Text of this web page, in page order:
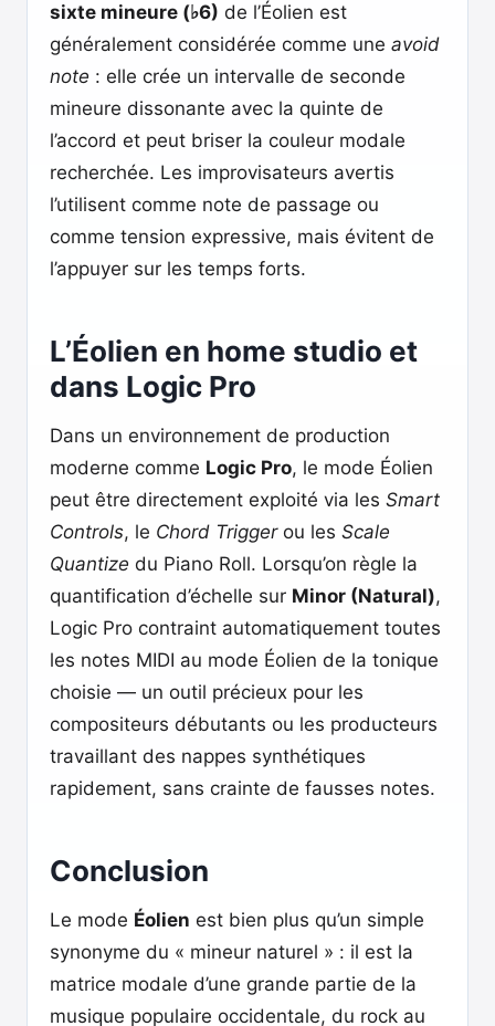
sixte mineure (♭6) de l’Éolien est
généralement considérée comme une avoid
note : elle crée un intervalle de seconde
mineure dissonante avec la quinte de
l’accord et peut briser la couleur modale
recherchée. Les improvisateurs avertis
l’utilisent comme note de passage ou
comme tension expressive, mais évitent de
l’appuyer sur les temps forts.
L’Éolien en home studio et
dans Logic Pro
Dans un environnement de production
moderne comme Logic Pro, le mode Éolien
peut être directement exploité via les Smart
Controls, le Chord Triggerou les Scale
Quantize du Piano Roll. Lorsqu’on règle la
quantification d’échelle sur Minor (Natural),
Logic Pro contraint automatiquement toutes
les notes MIDI au mode Éolien de la tonique
choisie — un outil précieux pour les
compositeurs débutants ou les producteurs
travaillant des nappes synthétiques
rapidement, sans crainte de fausses notes.
Conclusion
Le mode Éolien est bien plus qu’un simple
synonyme du « mineur naturel » : il est la
matrice modale d’une grande partie de la
musique populaire occidentale, du rock au